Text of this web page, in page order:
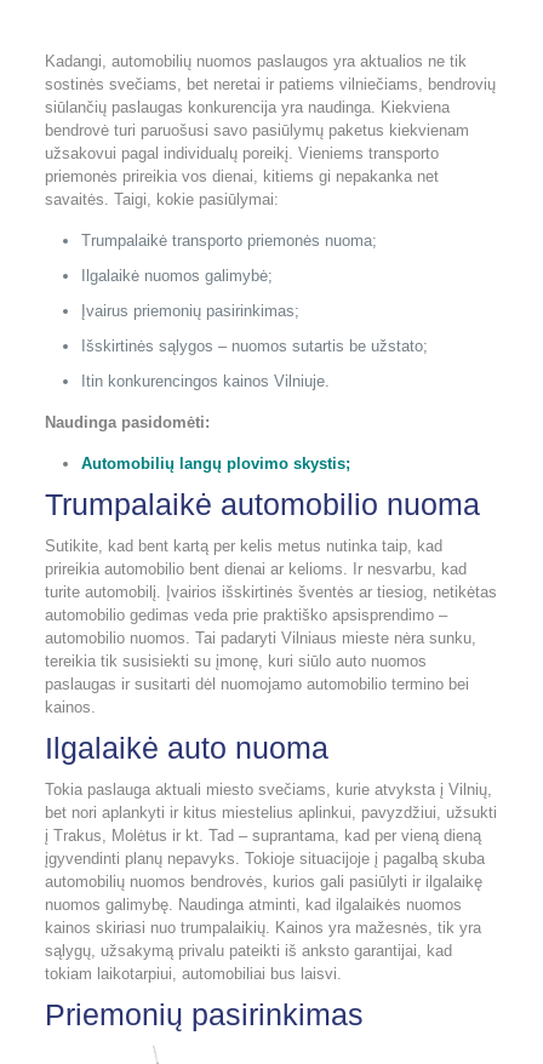
Kadangi, automobilių nuomos paslaugos yra aktualios ne tik
sostinės svečiams, bet neretai ir patiems vilniečiams, bendrovių
siūlančių paslaugas konkurencija yra naudinga. Kiekviena
bendrovė turi paruošusi savo pasiūlymų paketus kiekvienam
užsakovui pagal individualų poreikį. Vieniems transporto
priemonės prireikia vos dienai, kitiems gi nepakanka net
savaitės. Taigi, kokie pasiūlymai:
Trumpalaikė transporto priemonės nuoma;
Ilgalaikė nuomos galimybė;
Įvairus priemonių pasirinkimas;
Išskirtinės sąlygos – nuomos sutartis be užstato;
Itin konkurencingos kainos Vilniuje.
Naudinga pasidomėti:
Automobilių langų plovimo skystis;
Trumpalaikė automobilio nuoma
Sutikite, kad bent kartą per kelis metus nutinka taip, kad
prireikia automobilio bent dienai ar kelioms. Ir nesvarbu, kad
turite automobilį. Įvairios išskirtinės šventės ar tiesiog, netikėtas
automobilio gedimas veda prie praktiško apsisprendimo –
automobilio nuomos. Tai padaryti Vilniaus mieste nėra sunku,
tereikia tik susisiekti su įmonę, kuri siūlo auto nuomos
paslaugas ir susitarti dėl nuomojamo automobilio termino bei
kainos.
Ilgalaikė auto nuoma
Tokia paslauga aktuali miesto svečiams, kurie atvyksta į Vilnių,
bet nori aplankyti ir kitus miestelius aplinkui, pavyzdžiui, užsukti
į Trakus, Molėtus ir kt. Tad – suprantama, kad per vieną dieną
įgyvendinti planų nepavyks. Tokioje situacijoje į pagalbą skuba
automobilių nuomos bendrovės, kurios gali pasiūlyti ir ilgalaikę
nuomos galimybę. Naudinga atminti, kad ilgalaikės nuomos
kainos skiriasi nuo trumpalaikių. Kainos yra mažesnės, tik yra
sąlygų, užsakymą privalu pateikti iš anksto garantijai, kad
tokiam laikotarpiui, automobiliai bus laisvi.
Priemonių pasirinkimas